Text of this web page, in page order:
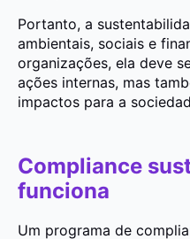
Portanto, a
ambientais, sociais e
organizações, ela deve
ações internas, mas
impactos para a
Compliance
funciona
Um programa de